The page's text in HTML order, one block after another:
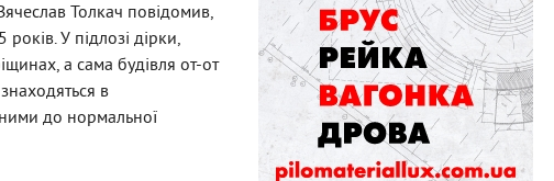
Толкач повідомив,
У підлозі дірки,
а сама будівля от-от
в
до нормальної